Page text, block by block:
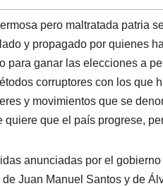
pero maltratada patria
y propagado por quienes
para ganar las elecciones a
corruptores con los que
y movimientos que se
que el país progrese,
anunciadas por el
Juan Manuel Santos y de